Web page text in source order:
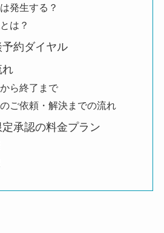
発生する？
は？
約ダイヤル
れ
ら終了まで
ご依頼・解決までの流れ
承認の料金プラン